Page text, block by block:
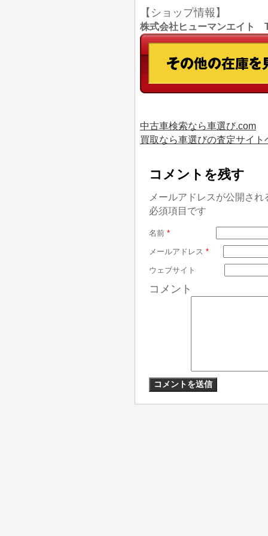
【ショップ情報】
株式会社ヒューマンエイト
中古車検索なら車選び.com
買取なら車選びの査定サイト
コメントを残す
メールアドレスが公開さ
必須項目です
名前 *
メールアドレス *
ウェブサイト
コメント